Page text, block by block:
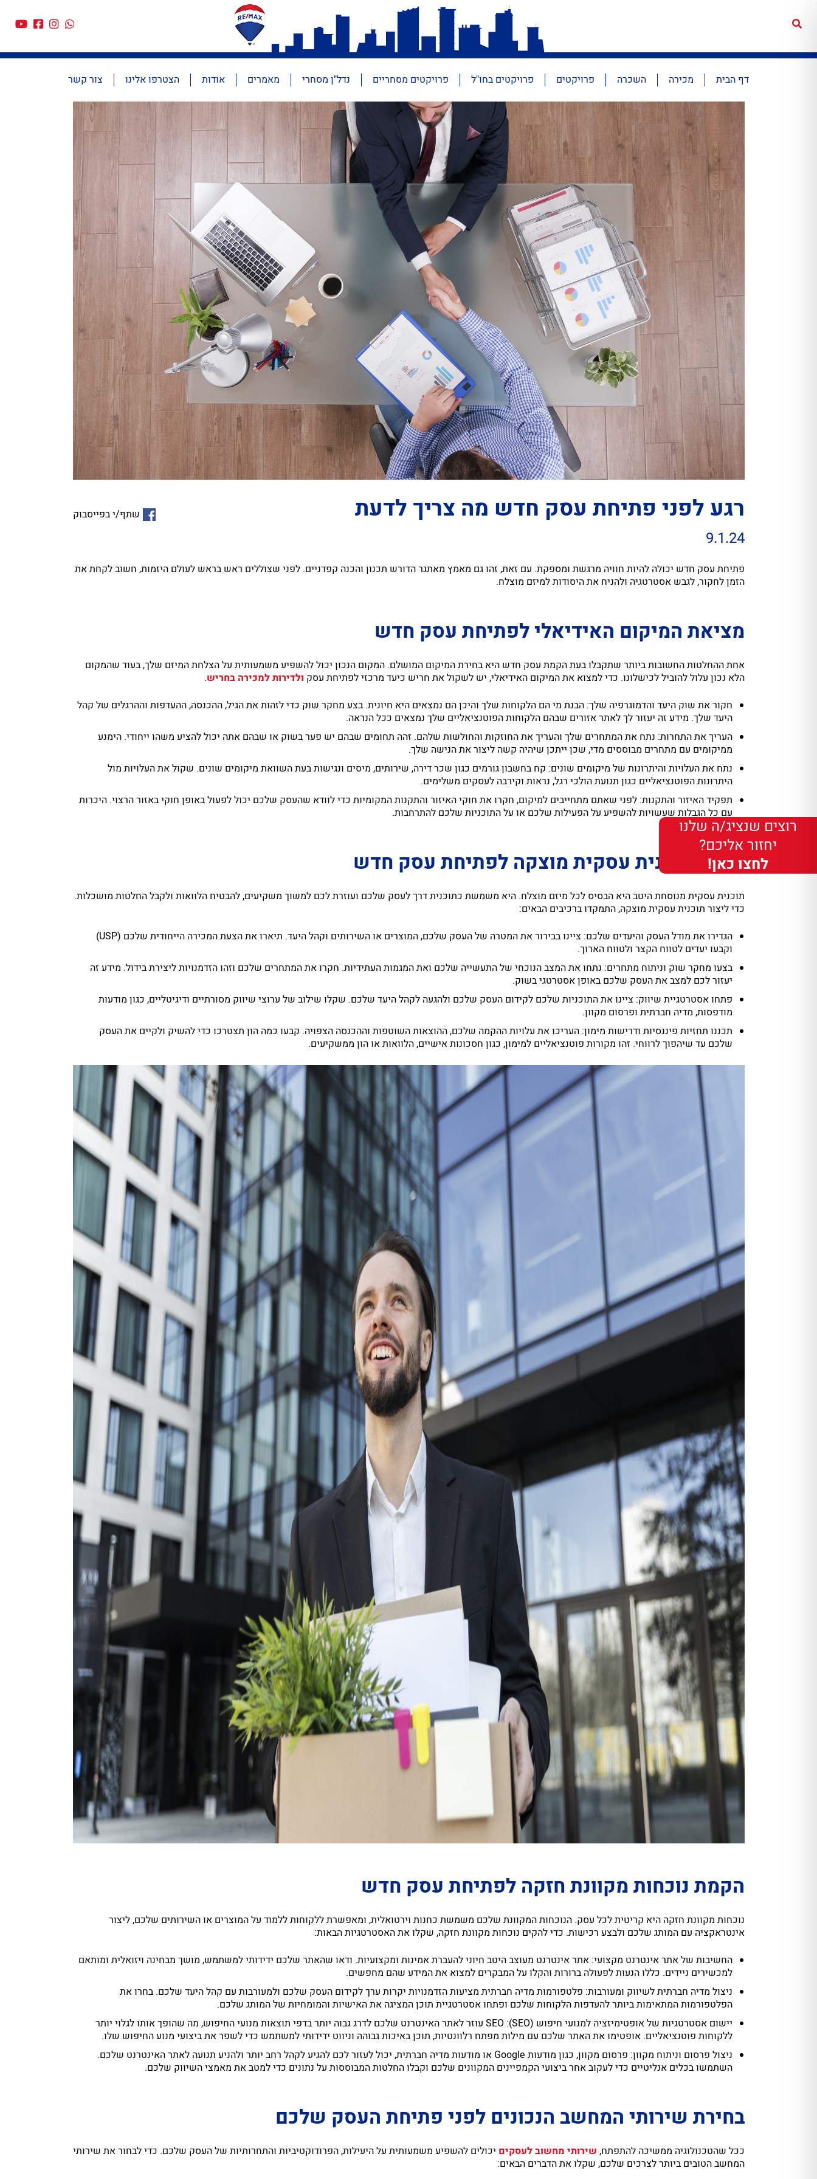
דף הבית מכירה השכרה פרויקטים פרויקטים בחו"ל פרויקטים מסחריים נדל"ן מסחרי מאמרים אודות הצטרפו אלינו צור קשר
רגע לפני פתיחת עסק חדש מה צריך לדעת שתף/י בפייסבוק
9.1.24
פתיחת עסק חדש יכולה להיות חוויה מרגשת ומספקת. עם זאת, זהו גם מאמץ מאתגר הדורש תכנון והכנה קפדניים. לפני שצוללים ראש בראש לעולם היזמות, חשוב לקחת את
הזמן לחקור, לגבש אסטרטגיה ולהניח את היסודות למיזם מוצלח.
מציאת המיקום האידיאלי לפתיחת עסק חדש
אחת ההחלטות החשובות ביותר שתקבלו בעת הקמת עסק חדש היא בחירת המיקום המושלם. המקום הנכון יכול להשפיע משמעותית על הצלחת המיזם שלך, בעוד שהמקום
הלא נכון עלול להוביל לכישלונו. כדי למצוא את המיקום האידיאלי, יש לשקול את חריש כיעד מרכזי לפתיחת עסק ולדירות למכירה בחריש.
חקור את שוק היעד והדמוגרפיה שלך: הבנת מי הם הלקוחות שלך והיכן הם נמצאים היא חיונית. בצע מחקר שוק כדי לזהות את הגיל, ההכנסה, ההעדפות וההרגלים של קהל
היעד שלך. מידע זה יעזור לך לאתר אזורים שבהם הלקוחות הפוטנציאליים שלך נמצאים ככל הנראה.
העריך את התחרות: נתח את המתחרים שלך והעריך את החוזקות והחולשות שלהם. זהה תחומים שבהם יש פער בשוק או שבהם אתה יכול להציע משהו ייחודי. הימנע
ממיקומים עם מתחרים מבוססים מדי, שכן ייתכן שיהיה קשה ליצור את הנישה שלך.
נתח את העלויות והיתרונות של מיקומים שונים: קח בחשבון גורמים כגון שכר דירה, שירותים, מיסים ונגישות בעת השוואת מיקומים שונים. שקול את העלויות מול
היתרונות הפוטנציאליים כגון תנועת הולכי רגל, נראות וקירבה לעסקים משלימים.
תפקיד האיזור והתקנות: לפני שאתם מתחייבים למיקום, חקרו את חוקי האיזור והתקנות המקומיות כדי לוודא שהעסק שלכם יכול לפעול באופן חוקי באזור הרצוי. היכרות
עם כל הגבלות שעשויות להשפיע על הפעילות שלכם או על התוכניות שלכם להתרחבות.
יצירת תוכנית עסקית מוצקה לפתיחת עסק חדש
תוכנית עסקית מנוסחת היטב היא הבסיס לכל מיזם מוצלח. היא משמשת כתוכנית דרך לעסק שלכם ועוזרת לכם למשוך משקיעים, להבטיח הלוואות ולקבל החלטות מושכלות.
כדי ליצור תוכנית עסקית מוצקה, התמקדו ברכיבים הבאים:
הגדירו את מודל העסק והיעדים שלכם: ציינו בבירור את המטרה של העסק שלכם, המוצרים או השירותים וקהל היעד. תיארו את הצעת המכירה הייחודית שלכם (USP)
וקבעו יעדים לטווח הקצר ולטווח הארוך.
בצעו מחקר שוק וניתוח מתחרים: נתחו את המצב הנוכחי של התעשייה שלכם ואת המגמות העתידיות. חקרו את המתחרים שלכם וזהו הזדמנויות ליצירת בידול. מידע זה
יעזור לכם למצב את העסק שלכם באופן אסטרטגי בשוק.
פתחו אסטרטגיית שיווק: ציינו את התוכניות שלכם לקידום העסק שלכם ולהגעה לקהל היעד שלכם. שקלו שילוב של ערוצי שיווק מסורתיים ודיגיטליים, כגון מודעות
מודפסות, מדיה חברתית ופרסום מקוון.
תכננו תחזיות פיננסיות ודרישות מימון: העריכו את עלויות ההקמה שלכם, ההוצאות השוטפות וההכנסה הצפויה. קבעו כמה הון תצטרכו כדי להשיק ולקיים את העסק
שלכם עד שיהפוך לרווחי. זהו מקורות פוטנציאליים למימון, כגון חסכונות אישיים, הלוואות או הון ממשקיעים.
הקמת נוכחות מקוונת חזקה לפתיחת עסק חדש
נוכחות מקוונת חזקה היא קריטית לכל עסק. הנוכחות המקוונת שלכם משמשת כחנות וירטואלית, ומאפשרת ללקוחות ללמוד על המוצרים או השירותים שלכם, ליצור
אינטראקציה עם המותג שלכם ולבצע רכישות. כדי להקים נוכחות מקוונת חזקה, שקלו את האסטרטגיות הבאות:
החשיבות של אתר אינטרנט מקצועי: אתר אינטרנט מעוצב היטב חיוני להעברת אמינות ומקצועיות. ודאו שהאתר שלכם ידידותי למשתמש, מושך מבחינה ויזואלית ומותאם
למכשירים ניידים. כללו הנעות לפעולה ברורות והקלו על המבקרים למצוא את המידע שהם מחפשים.
ניצול מדיה חברתית לשיווק ומעורבות: פלטפורמות מדיה חברתית מציעות הזדמנויות יקרות ערך לקידום העסק שלכם ולמעורבות עם קהל היעד שלכם. בחרו את
הפלטפורמות המתאימות ביותר להעדפות הלקוחות שלכם ופתחו אסטרטגיית תוכן המציגה את האישיות והמומחיות של המותג שלכם.
יישום אסטרטגיות של אופטימיזציה למנועי חיפוש (SEO): SEO עוזר לאתר האינטרנט שלכם לדרג גבוה יותר בדפי תוצאות מנועי החיפוש, מה שהופך אותו לגלוי יותר
ללקוחות פוטנציאליים. אופטימו את האתר שלכם עם מילות מפתח רלוונטיות, תוכן באיכות גבוהה וניווט ידידותי למשתמש כדי לשפר את ביצועי מנוע החיפוש שלו.
ניצול פרסום וניתוח מקוון: פרסום מקוון, כגון מודעות Google או מודעות מדיה חברתית, יכול לעזור לכם להגיע לקהל רחב יותר ולהניע תנועה לאתר האינטרנט שלכם.
השתמשו בכלים אנליטיים כדי לעקוב אחר ביצועי הקמפיינים המקוונים שלכם וקבלו החלטות המבוססות על נתונים כדי למטב את מאמצי השיווק שלכם.
בחירת שירותי המחשב הנכונים לפני פתיחת העסק שלכם
ככל שהטכנולוגיה ממשיכה להתפתח, שירותי מחשוב לעסקים יכולים להשפיע משמעותית על היעילות, הפרודוקטיביות והתחרותיות של העסק שלכם. כדי לבחור את שירותי
המחשב הטובים ביותר לצרכים שלכם, שקלו את הדברים הבאים:
רוצים שנציג/ה שלנו
יחזור אליכם?
לחצו כאן!